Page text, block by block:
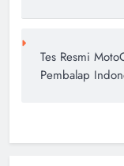
Tes Resmi
Pembalap